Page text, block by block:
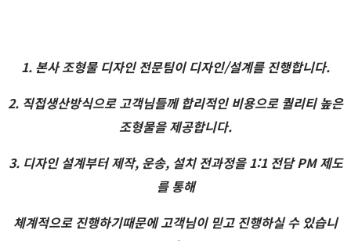
1. 본사 조형물 디자인 전문팀이 디자인/설계를 진행합니다.
2. 직접생산방식으로 고객님들께 합리적인 비용으로 퀄리티 높은
조형물을 제공합니다.
3. 디자인 설계부터 제작, 운송, 설치 전과정을 1:1 전담 PM 제도
를 통해
체계적으로 진행하기때문에 고객님이 믿고 진행하실 수 있습니